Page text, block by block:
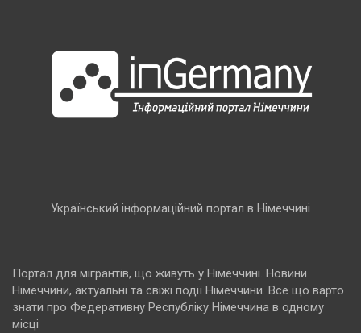
Український інформаційний портал в Німеччині
Портал для мігрантів, що живуть у Німеччині. Новини
Німеччини, актуальні та свіжі події Німеччини. Все що варто
знати про Федеративну Республіку Німеччина в одному
місці